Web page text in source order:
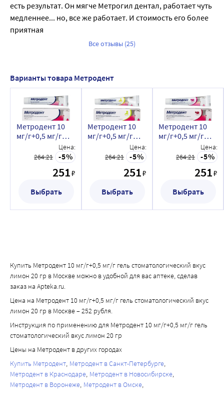
есть результат. Он мягче Метрогил дентал, работает чуть
медленнее... но, все же работает. И стоимость его более
приятная
Все отзывы (25)
Варианты товара Метродент
Метродент 10
мг/г+0,5 мг/г
стоматологический
Цена:
264.21
5
251₽
Выбрать
Метродент 10
мг/г+0,5 мг/г
стоматологический
вкус ананас 20
Цена:
264.21
5
251₽
Выбрать
Метродент 10
мг/г+0,5 мг/г
вкус клубника
Цена:
264.21
5
251₽
Выбрать
Купить Метродент 10 мг/г+0,5 мг/г гель стоматологический вкус
лимон 20 гр в Москве можно в удобной для вас аптеке, сделав
заказ на Apteka.ru.
Цена на Метродент 10 мг/г+0,5 мг/г гель стоматологический вкус
лимон 20 гр в Москве – 252 рубля.
Инструкция по применению для Метродент 10 мг/г+0,5 мг/г гель
стоматологический вкус лимон 20 гр
Цены на Метродент в других городах
Купить Метродент Метродент в Санкт-Петербурге
Метродент в Краснодаре Метродент в Новосибирске
Метродент в Воронеже Метродент в Омске